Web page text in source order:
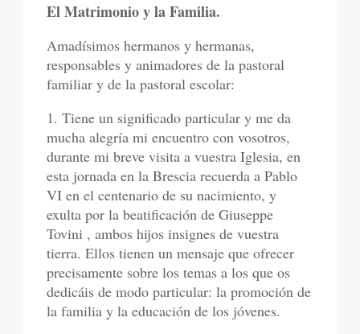
El Matrimonio y la Familia.
Amadísimos hermanos y hermanas,
responsables y animadores de la pastoral
familiar y de la pastoral escolar:
1. Tiene un significado particular y me da
mucha alegría mi encuentro con vosotros,
durante mi breve visita a vuestra Iglesia, en
esta jornada en la Brescia recuerda a Pablo
VI en el centenario de su nacimiento, y
exulta por la beatificación de Giuseppe
Tovini , ambos hijos insignes de vuestra
tierra. Ellos tienen un mensaje que ofrecer
precisamente sobre los temas a los que os
dedicáis de modo particular: la promoción de
la familia y la educación de los jóvenes.